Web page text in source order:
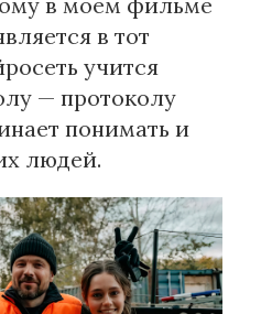
в тот
учится
— протоколу
понимать и
людей.